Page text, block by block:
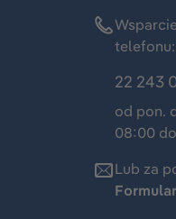
telefonu:
22 243
od pon.
08:00
Lub za